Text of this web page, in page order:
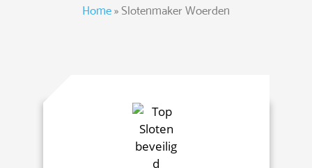
Home » Slotenmaker Woerden